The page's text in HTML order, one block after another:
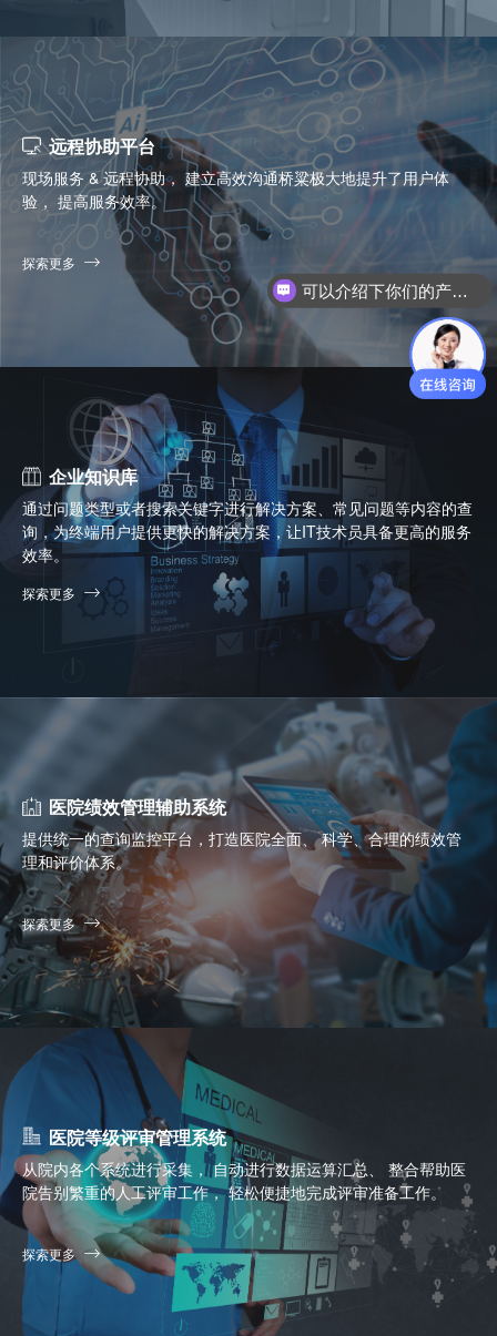
远程协助平台
现场服务 & 远程协助， 建立高效沟通桥粱极大地提升了用户体
验， 提高服务效率。
探索更多
企业知识库
通过问题类型或者搜索关键字进行解决方案、常见问题等内容的查
询，为终端用户提供更快的解决方案，让IT技术员具备更高的服务
效率。
探索更多
医院绩效管理辅助系统
提供统一的查询监控平台，打造医院全面、 科学、合理的绩效管
理和评价体系。
探索更多
医院等级评审管理系统
从院内各个系统进行采集， 自动进行数据运算汇总、 整合帮助医
院告别繁重的人工评审工作， 轻松便捷地完成评审准备工作。
探索更多
你们是怎么收费的呢？